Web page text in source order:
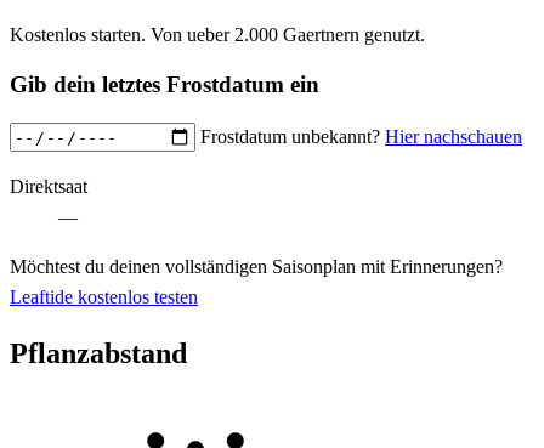
Kostenlos starten. Von ueber 2.000 Gaertnern genutzt.
Gib dein letztes Frostdatum ein
Frostdatum unbekannt? Hier nachschauen
Direktsaat
—
Möchtest du deinen vollständigen Saisonplan mit Erinnerungen?
Leaftide kostenlos testen
Pflanzabstand